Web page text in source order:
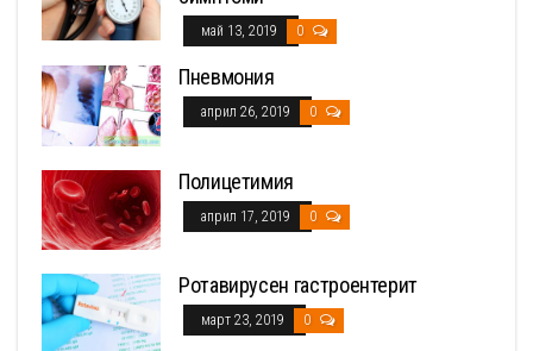
май 13, 2019 0
Пневмония
април 26, 2019 0
Полицетимия
април 17, 2019 0
Ротавирусен гастроентерит
март 23, 2019 0